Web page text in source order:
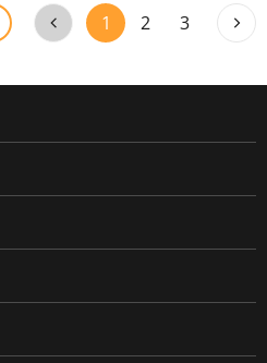
1 2 3